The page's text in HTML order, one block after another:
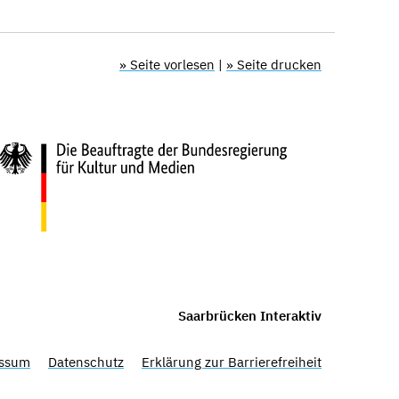
» Seite vorlesen | » Seite drucken
Saarbrücken Interaktiv
Datenschutz Erklärung zur Barrierefreiheit